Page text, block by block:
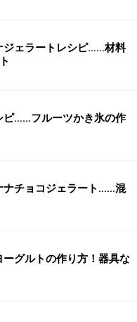
ジェラートレシピ……材料
ピ……フルーツかき氷の作
ナチョコジェラート……混
グルトの作り方！器具な